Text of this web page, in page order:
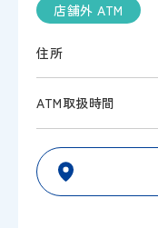
店舗外 ATM
住所
ATM取扱時間